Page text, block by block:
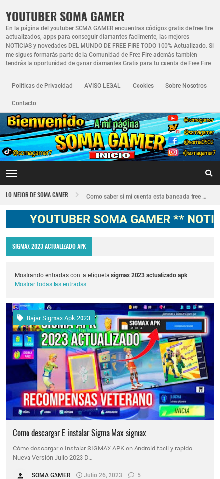
YOUTUBER SOMA GAMER
En la página del youtuber SOMA GAMER encuentras códigos gratis de free fire
actualizados, apps para conseguir diamantes facilmente, las mejores
NOTICIAS y novedades DEL MUNDO DE FREE FIRE TODO 100% Actualizado. Si
me sigues formarás parte de la Comunidad de Free Fire además también
tendrás la oportunidad de ganar diamantes Gratis para tu cuenta de Free Fire
Políticas de Privacidad AVISO LEGAL Cookies Sobre Nosotros
Contacto
LO MEJOR DE SOMA GAMER
Nuevo recuperador de cuentas de Free Fire actualizado 2026
FREE FIRE JORNAL FECHA CUENTA CREADA EN FREE FIRE
cuando fue mi ultima conexion en free fire 2025
Cómo quitar la mascota en free fire 2026
Cómo poner Espacio en blanco invisible en free fire 2025 solo copiar y pegar
YOUTUBER SOMA GAMER **
SIGMAX 2023 ACTUALIZADO APK
Mostrando entradas con la etiqueta sigmax 2023 actualizado apk.
Mostrar todas las entradas
Bajar Sigmax Apk 2023
Como descargar E instalar Sigma Max sigmax
Cómo descargar e Instalar SIGMAX APK en Android facil y rapido
Nueva Versión Julio 2023 D…
SOMA GAMER Julio 26, 2023 5